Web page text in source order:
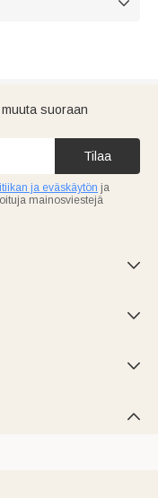

suoraan
Tilaa
ja eväskäytön ja
mainosviestejä



